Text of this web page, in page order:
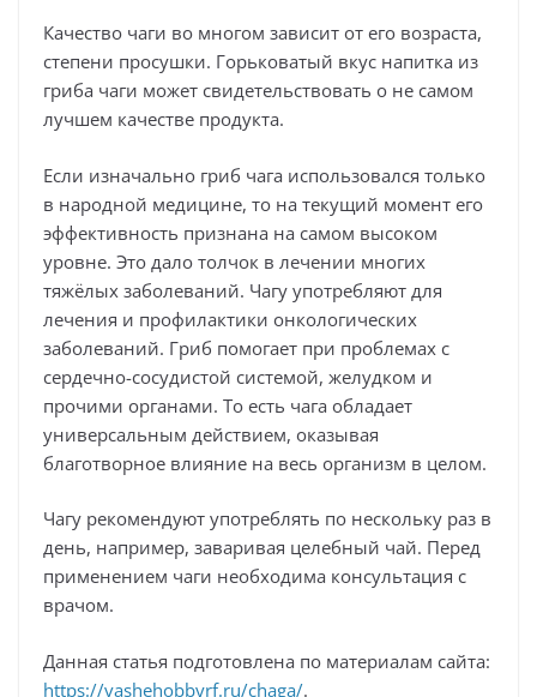
Качество чаги во многом зависит от его возраста,
степени просушки. Горьковатый вкус напитка из
гриба чаги может свидетельствовать о не самом
лучшем качестве продукта.
Если изначально гриб чага использовался только
в народной медицине, то на текущий момент его
эффективность признана на самом высоком
уровне. Это дало толчок в лечении многих
тяжёлых заболеваний. Чагу употребляют для
лечения и профилактики онкологических
заболеваний. Гриб помогает при проблемах с
сердечно-сосудистой системой, желудком и
прочими органами. То есть чага обладает
универсальным действием, оказывая
благотворное влияние на весь организм в целом.
Чагу рекомендуют употреблять по нескольку раз в
день, например, заваривая целебный чай. Перед
применением чаги необходима консультация с
врачом.
Данная статья подготовлена по материалам сайта:
https://vashehobbyrf.ru/chaga/.